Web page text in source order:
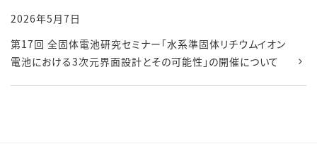
2026年5月7日
第17回 全固体電池研究セミナー「水系準固体リチウムイオン
電池における3次元界面設計とその可能性」の開催について